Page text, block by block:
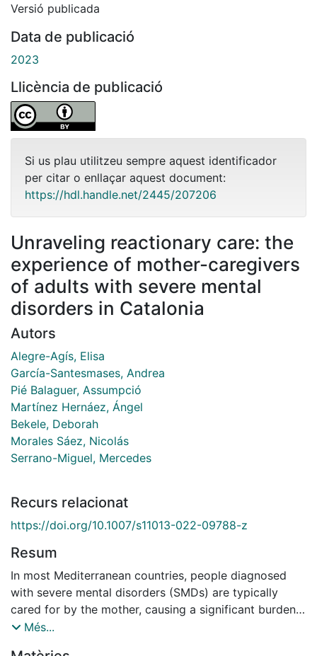
Versió publicada
Data de publicació
2023
Llicència de publicació
Si us plau utilitzeu sempre aquest identificador
per citar o enllaçar aquest document:
https://hdl.handle.net/2445/207206
Unraveling reactionary care: the
experience of mother-caregivers
of adults with severe mental
disorders in Catalonia
Autors
Alegre-Agís, Elisa
García-Santesmases, Andrea
Pié Balaguer, Assumpció
Martínez Hernáez, Ángel
Bekele, Deborah
Morales Sáez, Nicolás
Serrano-Miguel, Mercedes
Recurs relacionat
https://doi.org/10.1007/s11013-022-09788-z
Resum
In most Mediterranean countries, people diagnosed
with severe mental disorders (SMDs) are typically
cared for by the mother, causing a significant burden
on people in this family role. Based on a broader
Més...